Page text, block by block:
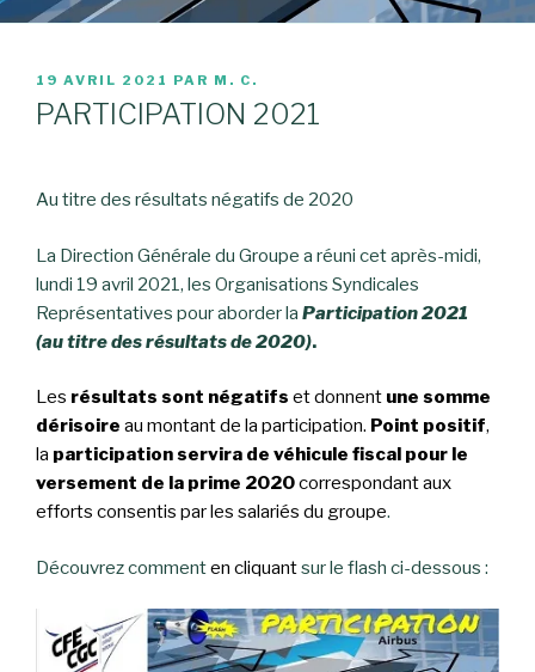
PUBLIÉ
LE
19 AVRIL 2021 PAR M. C.
PARTICIPATION 2021
Au titre des résultats négatifs de 2020
La Direction Générale du Groupe a réuni cet après-midi,
lundi 19 avril 2021, les Organisations Syndicales
Représentatives pour aborder la Participation 2021
(au titre des résultats de 2020).
Les résultats sont négatifs et donnent une somme
dérisoire au montant de la participation. Point positif,
la participation servira de véhicule fiscal pour le
versement de la prime 2020correspondant aux
efforts consentis par les salariés du groupe.
Découvrez commenten cliquantsur le flash ci-dessous :